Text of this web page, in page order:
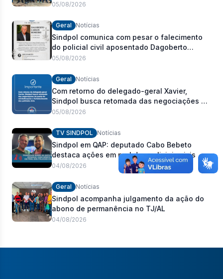
05/08/2026
Geral Notícias
Sindpol comunica com pesar o falecimento
do policial civil aposentado Dagoberto
Carlos Romeiro
05/08/2026
Geral Notícias
Com retorno do delegado-geral Xavier,
Sindpol busca retomada das negociações da
pauta de reivindicações e fortalecimento dos
05/08/2026
TV SINDPOL Notícias
Sindpol em QAP: deputado Cabo Bebeto
destaca ações em prol dos policiais civis
04/08/2026
Geral Notícias
Sindpol acompanha julgamento da ação do
abono de permanência no TJ/AL
04/08/2026